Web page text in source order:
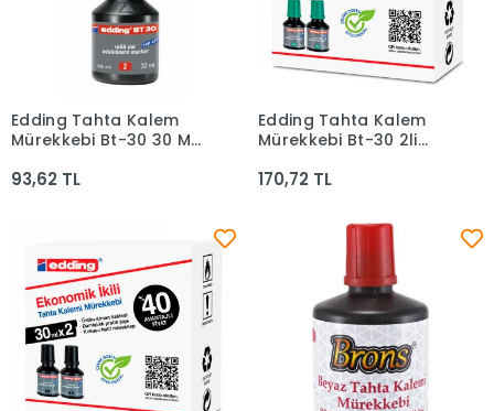
Sepete Ekle
Edding Tahta Kalem
Mürekkebi Bt-30 30 Ml
93,62 TL
Sepete Ekle
Edding Tahta Kalem
Mürekkebi Bt-30 2li
170,72 TL